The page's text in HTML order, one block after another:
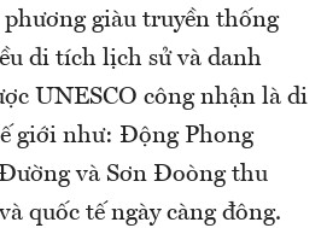
giàu truyền thống
di tích lịch sử và danh
UNESCO công nhận là di
giới như: Động Phong
và Sơn Đoòng thu
quốc tế ngày càng đông.